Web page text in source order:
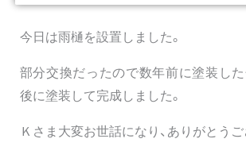
今日は雨樋を設置しました。
部分交換だったので数年前に塗装し
後に塗装して完成しました。
Ｋさま大変お世話になり、ありがとうご